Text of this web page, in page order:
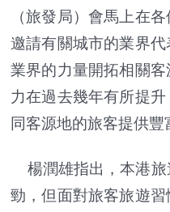
（旅發局）會馬上在
邀請有關城市的業界
業界的力量開拓相關
力在過去幾年有所提
同客源地的旅客提供豐
楊潤雄指出，本港旅
勁，但面對旅客旅遊